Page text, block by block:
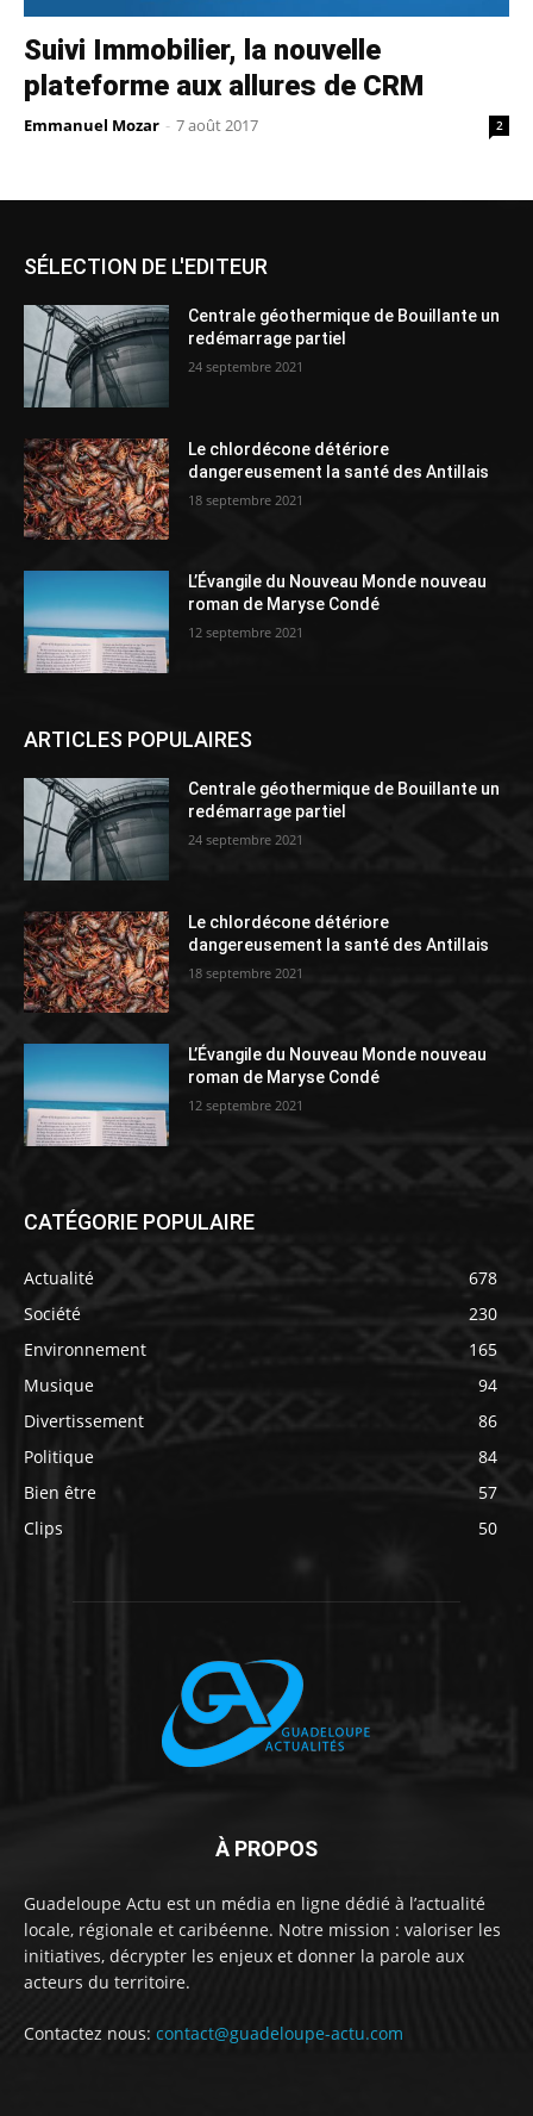
Suivi Immobilier, la nouvelle
plateforme aux allures de CRM
Emmanuel Mozar - 7 août 2017 2
SÉLECTION DE L'EDITEUR
Centrale géothermique de Bouillante un
redémarrage partiel
24 septembre 2021
Le chlordécone détériore
dangereusement la santé des Antillais
18 septembre 2021
L’Évangile du Nouveau Monde nouveau
roman de Maryse Condé
12 septembre 2021
ARTICLES POPULAIRES
Centrale géothermique de Bouillante un
redémarrage partiel
24 septembre 2021
Le chlordécone détériore
dangereusement la santé des Antillais
18 septembre 2021
L’Évangile du Nouveau Monde nouveau
roman de Maryse Condé
12 septembre 2021
CATÉGORIE POPULAIRE
Actualité
678
Société
230
Environnement
165
Musique
94
Divertissement
86
Politique
84
Bien être
57
Clips
50
À PROPOS
Guadeloupe Actu est un média en ligne dédié à l’actualité
locale, régionale et caribéenne. Notre mission : valoriser les
initiatives, décrypter les enjeux et donner la parole aux
acteurs du territoire.
Contactez nous: contact@guadeloupe-actu.com